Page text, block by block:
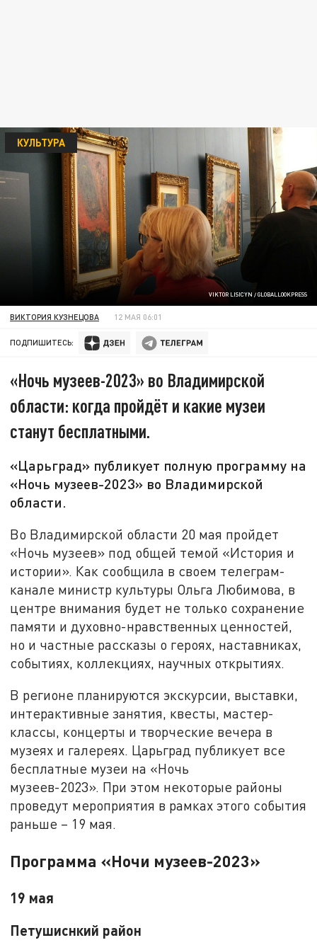
VIKTOR LISICYN / GLOBALLOOKPRESS
КУЛЬТУРА
ВИКТОРИЯ КУЗНЕЦОВА 12 МАЯ 06:01
ПОДПИШИТЕСЬ:
«Ночь музеев-2023» во Владимирской
области: когда пройдёт и какие музеи
станут бесплатными.
«Царьград» публикует полную программу на
«Ночь музеев-2023» во Владимирской
области.
Во Владимирской области 20 мая пройдет
«Ночь музеев» под общей темой «История и
истории». Как сообщила в своем телеграм-
канале министр культуры Ольга Любимова, в
центре внимания будет не только сохранение
памяти и духовно-нравственных ценностей,
но и частные рассказы о героях, наставниках,
событиях, коллекциях, научных открытиях.
В регионе планируются экскурсии, выставки,
интерактивные занятия, квесты, мастер-
классы, концерты и творческие вечера в
музеях и галереях. Царьград публикует все
бесплатные музеи на «Ночь
музеев-2023». При этом некоторые районы
проведут мероприятия в рамках этого события
раньше – 19 мая.
Программа «Ночи музеев-2023»
19 мая
Петушиснкий район